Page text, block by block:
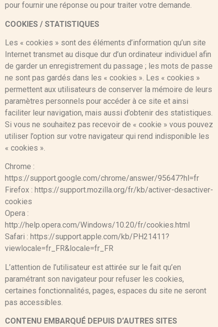
pour fournir une réponse ou pour traiter votre demande.
COOKIES / STATISTIQUES
Les « cookies » sont des éléments d’information qu’un site
Internet transmet au disque dur d’un ordinateur individuel afin
de garder un enregistrement du passage ; les mots de passe
ne sont pas gardés dans les « cookies ». Les « cookies »
permettent aux utilisateurs de conserver la mémoire de leurs
paramètres personnels pour accéder à ce site et ainsi
faciliter leur navigation, mais aussi d’obtenir des statistiques.
Si vous ne souhaitez pas recevoir de « cookie » vous pouvez
utiliser l’option sur votre navigateur qui rend indisponible les
« cookies ».
Chrome :
https://support.google.com/chrome/answer/95647?hl=fr
Firefox : https://support.mozilla.org/fr/kb/activer-desactiver-
cookies
Opera :
http://help.opera.com/Windows/10.20/fr/cookies.html
Safari : https://support.apple.com/kb/PH21411?
viewlocale=fr_FR&locale=fr_FR
L’attention de l’utilisateur est attirée sur le fait qu’en
paramétrant son navigateur pour refuser les cookies,
certaines fonctionnalités, pages, espaces du site ne seront
pas accessibles.
CONTENU EMBARQUÉ DEPUIS D’AUTRES SITES